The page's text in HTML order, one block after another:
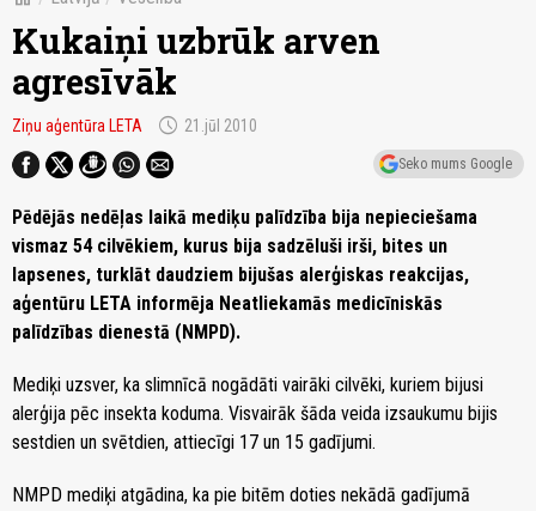
Kukaiņi uzbrūk arven
agresīvāk
Ziņu aģentūra LETA schedule 21.jūl 2010
Seko mums Google
Pēdējās nedēļas laikā mediķu palīdzība bija nepieciešama
vismaz 54 cilvēkiem, kurus bija sadzēluši irši, bites un
lapsenes, turklāt daudziem bijušas alerģiskas reakcijas,
aģentūru LETA informēja Neatliekamās medicīniskās
palīdzības dienestā (NMPD).
Mediķi uzsver, ka slimnīcā nogādāti vairāki cilvēki, kuriem bijusi
alerģija pēc insekta koduma. Visvairāk šāda veida izsaukumu bijis
sestdien un svētdien, attiecīgi 17 un 15 gadījumi.
NMPD mediķi atgādina, ka pie bitēm doties nekādā gadījumā